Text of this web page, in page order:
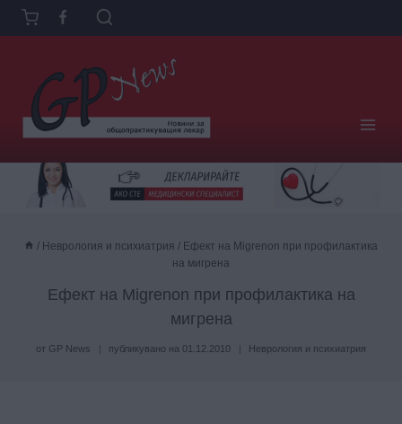
Към
съдържанието
/ Неврология и психиатрия / Ефект на Migrenon при профилактика
на мигрена
Ефект на Migrenon при профилактика на
мигрена
от GP News публикувано на 01.12.2010 Неврология и психиатрия